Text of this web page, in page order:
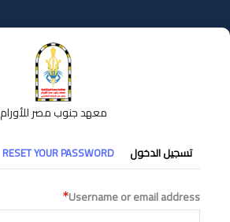
إلى
المحتوى
معهد جنوب مصر للأورام
التبويبات
الأساسية
تسجيل الدخول RESET YOUR PASSWORD
Username or email address